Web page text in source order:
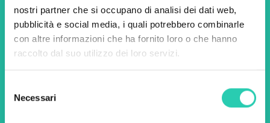
nostri partner che si occupano di analisi dei dati web,
pubblicità e social media, i quali potrebbero combinarle
con altre informazioni che ha fornito loro o che hanno
raccolto dal suo utilizzo dei loro servizi.
delNecessari
Non perderti i prossimi
eventi! Iscriviti alla
newsletter di GO! 2025 per
scoprire tutte le nostre